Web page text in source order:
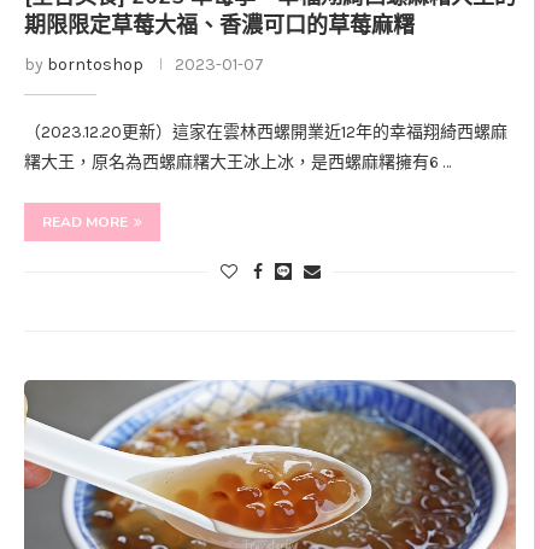
期限限定草莓大福、香濃可口的草莓麻糬
by borntoshop 2023-01-07
（2023.12.20更新）這家在雲林西螺開業近12年的幸福翔綺西螺麻
糬大王，原名為西螺麻糬大王冰上冰，是西螺麻糬擁有6 …
READ MORE